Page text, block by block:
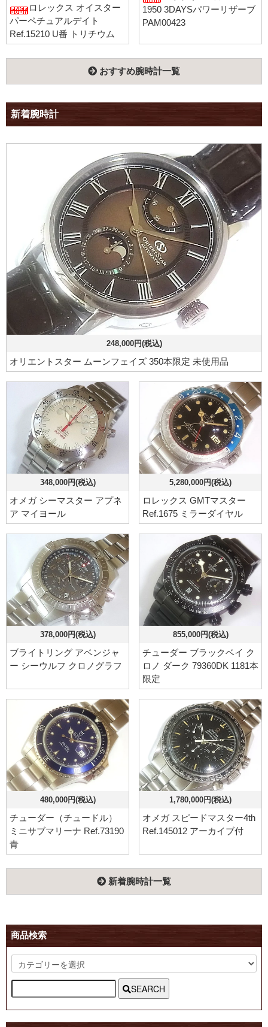
ロレックス オイスター
パーペチュアルデイト
Ref.15210 U番 トリチウム
1950 3DAYSパワーリザーブ
PAM00423
おすすめ腕時計一覧
新着腕時計
248,000円(税込)
オリエントスター ムーンフェイズ 350本限定 未使用品
348,000円(税込)
オメガ シーマスター アプネ
ア マイヨール
5,280,000円(税込)
ロレックス GMTマスター
Ref.1675 ミラーダイヤル
378,000円(税込)
ブライトリング アベンジャ
ー シーウルフ クロノグラフ
855,000円(税込)
チューダー ブラックベイ ク
ロノ ダーク 79360DK 1181本
限定
480,000円(税込)
チューダー（チュードル）
ミニサブマリーナ Ref.73190
青
1,780,000円(税込)
オメガ スピードマスター4th
Ref.145012 アーカイブ付
新着腕時計一覧
商品検索
SEARCH